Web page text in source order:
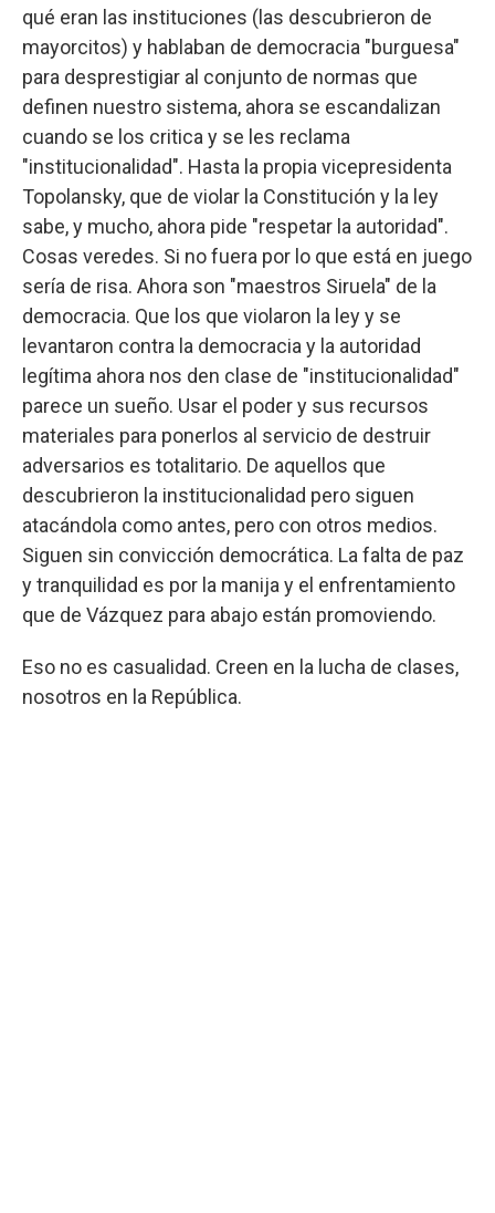
qué eran las instituciones (las descubrieron de
mayorcitos) y hablaban de democracia "burguesa"
para desprestigiar al conjunto de normas que
definen nuestro sistema, ahora se escandalizan
cuando se los critica y se les reclama
"institucionalidad". Hasta la propia vicepresidenta
Topolansky, que de violar la Constitución y la ley
sabe, y mucho, ahora pide "respetar la autoridad".
Cosas veredes. Si no fuera por lo que está en juego
sería de risa. Ahora son "maestros Siruela" de la
democracia. Que los que violaron la ley y se
levantaron contra la democracia y la autoridad
legítima ahora nos den clase de "institucionalidad"
parece un sueño. Usar el poder y sus recursos
materiales para ponerlos al servicio de destruir
adversarios es totalitario. De aquellos que
descubrieron la institucionalidad pero siguen
atacándola como antes, pero con otros medios.
Siguen sin convicción democrática. La falta de paz
y tranquilidad es por la manija y el enfrentamiento
que de Vázquez para abajo están promoviendo.
Eso no es casualidad. Creen en la lucha de clases,
nosotros en la República.